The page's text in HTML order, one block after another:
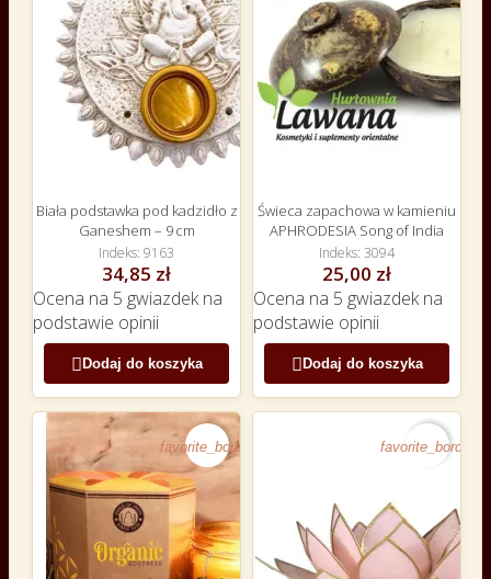
Biała podstawka pod kadzidło z
Ganeshem – 9 cm
Indeks 9163
34,85 zł
Ocena na 5 gwiazdek na
podstawie opinii
 Dodaj do koszyka
Świeca zapachowa w kamieniu
APHRODESIA Song of India
Indeks 3094
25,00 zł
Ocena na 5 gwiazdek na
podstawie opinii
 Dodaj do koszyka
favorite_border favorite_border